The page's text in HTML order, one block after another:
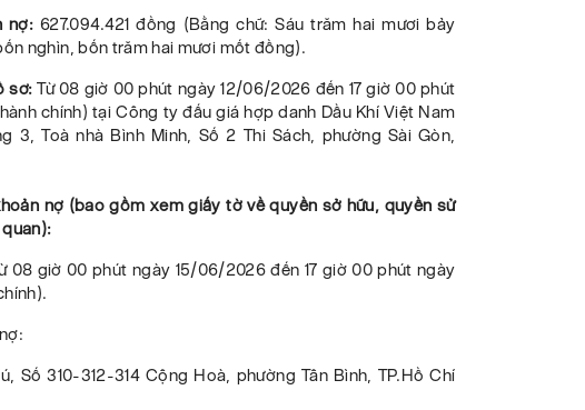
nợ: 627.094.421 đồng (Bằng chữ: Sáu trăm hai mươi bảy
nghìn, bốn trăm hai mươi mốt đồng).
sơ:Từ 08 giờ 00 phút ngày 12/06/2026 đến 17 giờ 00 phút
chính) tại Công ty đấu giá hợp danh Dầu Khí Việt Nam
3, Toà nhà Bình Minh, Số 2 Thi Sách, phường Sài Gòn,
nợ (bao gồm xem giấy tờ về quyền sở hữu, quyền sử
quan):
08 giờ 00 phút ngày 15/06/2026 đến 17 giờ 00 phút ngày
Số 310-312-314 Cộng Hoà, phường Tân Bình, TP.Hồ Chí